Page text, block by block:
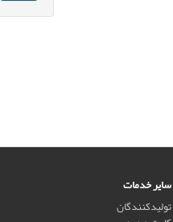
سایر خدمات
تولیدکنندگان